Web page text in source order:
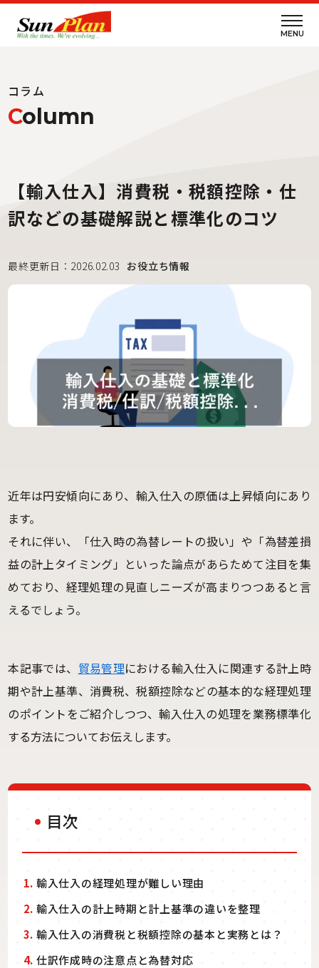
MENU
コラム
Column
【輸入仕入】消費税・税額控除・仕
訳などの基礎解説と標準化のコツ
最終更新日：2026.02.03 お役立ち情報
近年は円安傾向にあり、輸入仕入の原価は上昇傾向にあり
ます。
それに伴い、「仕入時の為替レートの扱い」や「為替差損
益の計上タイミング」といった論点があらためて注目を集
めており、経理処理の見直しニーズが高まりつつあると言
えるでしょう。
本記事では、 貿易管理における輸入仕入に関連する計上時
期や計上基準、消費税、税額控除などの基本的な経理処理
のポイントをご紹介しつつ、輸入仕入の処理を業務標準化
する方法についてお伝えします。
目次
1. 輸入仕入の経理処理が難しい理由
2. 輸入仕入の計上時期と計上基準の違いを整理
3. 輸入仕入の消費税と税額控除の基本と実務とは？
4. 仕訳作成時の注意点と為替対応